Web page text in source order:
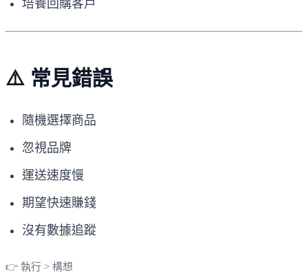
培養回購客戶
⚠️ 常見錯誤
隨機選擇商品
忽視品牌
運送速度慢
期望快速賺錢
沒有數據追蹤
👉 執行 > 構想